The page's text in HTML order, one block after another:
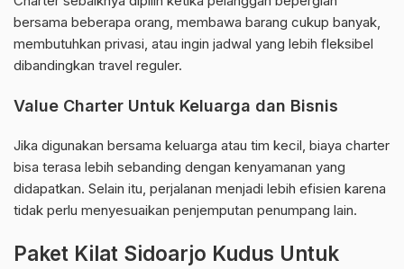
bersama beberapa orang, membawa barang cukup banyak,
membutuhkan privasi, atau ingin jadwal yang lebih fleksibel
dibandingkan travel reguler.
Value Charter Untuk Keluarga dan Bisnis
Jika digunakan bersama keluarga atau tim kecil, biaya charter
bisa terasa lebih sebanding dengan kenyamanan yang
didapatkan. Selain itu, perjalanan menjadi lebih efisien karena
tidak perlu menyesuaikan penjemputan penumpang lain.
Paket Kilat Sidoarjo Kudus Untuk